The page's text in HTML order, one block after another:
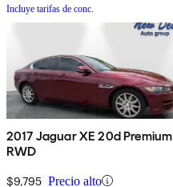
Incluye tarifas de conc.
2017 Jaguar XE 20d Premium
RWD
$9,795 Precio alto